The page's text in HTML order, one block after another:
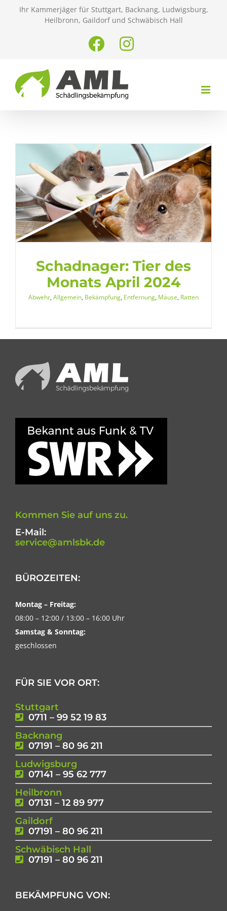
Ihr Kammerjäger für Stuttgart, Backnang, Ludwigsburg,
Heilbronn, Gaildorf und Schwäbisch Hall
FacebookInstagram
Schadnager: Tier des
Monats April 2024
Abwehr, Allgemein, Bekämpfung, Entfernung, Mäuse, Ratten
Kommen Sie auf uns zu.
E-Mail:
service@amlsbk.de
BÜROZEITEN:
Montag – Freitag:
08:00 – 12:00 / 13:00 – 16:00 Uhr
Samstag & Sonntag:
geschlossen
FÜR SIE VOR ORT:
Stuttgart
0711 – 99 52 19 83
Backnang
07191 – 80 96 211
Ludwigsburg
07141 – 95 62 777
Heilbronn
07131 – 12 89 977
Gaildorf
07191 – 80 96 211
Schwäbisch Hall
07191 – 80 96 211
BEKÄMPFUNG VON: